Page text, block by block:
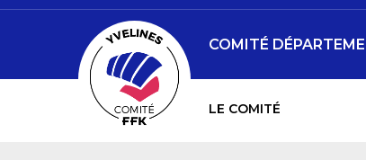
LE COMITÉ
COMITÉ